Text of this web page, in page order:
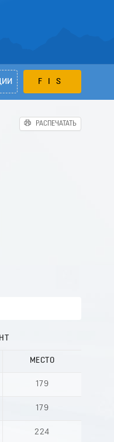
FIS
РАСПЕЧАТАТЬ
МЕСТО
179
179
224